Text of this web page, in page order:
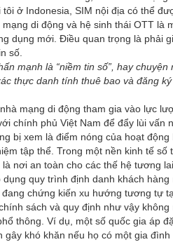
tôi ở Indonesia, SIM nội địa có thể
di động và hệ sinh thái OTT là
dụng mới. Điều quan trọng là phải
số.
mạnh là “niềm tin số”, hay
thực danh tính thuê bao và đăng
mạng di động tham gia vào lực
chính phủ Việt Nam để đẩy lùi vấn
bị xem là điểm nóng của hoạt
tập thể. Trong một nền kinh tế
nơi an toàn cho các thế hệ tương
quy trình định danh khách
chứng kiến xu hướng tương tự
sách và quy định như vậy
thông. Ví dụ, một số quốc gia áp
gây khó khăn nếu họ có một gia